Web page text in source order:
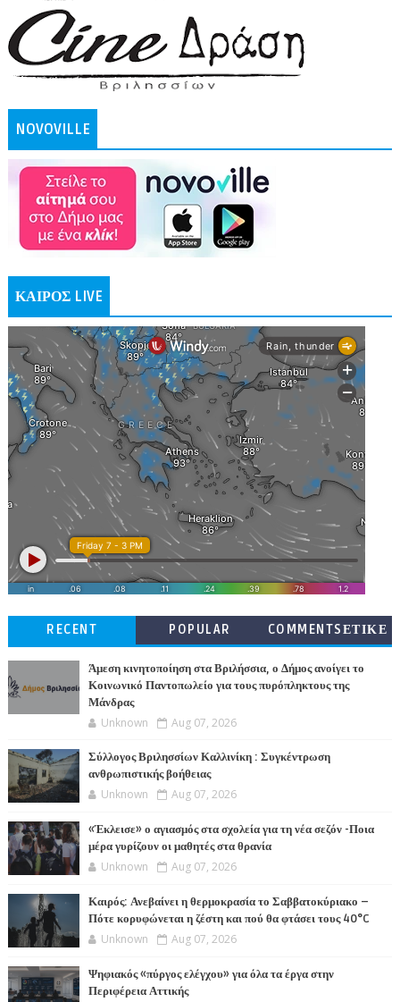
NOVOVILLE
ΚΑΙΡΟΣ LIVE
RECENT POPULAR
COMMENTSΕΤΙΚΕ
Άμεση κινητοποίηση στα Βριλήσσια, ο Δήμος ανοίγει το
Κοινωνικό Παντοπωλείο για τους πυρόπληκτους της
Μάνδρας
Unknown Aug 07, 2026
Σύλλογος Βριλησσίων Καλλινίκη : Συγκέντρωση
ανθρωπιστικής βοήθειας
Unknown Aug 07, 2026
«Έκλεισε» ο αγιασμός στα σχολεία για τη νέα σεζόν -Ποια
μέρα γυρίζουν οι μαθητές στα θρανία
Unknown Aug 07, 2026
Καιρός: Ανεβαίνει η θερμοκρασία το Σαββατοκύριακο –
Πότε κορυφώνεται η ζέστη και πού θα φτάσει τους 40°C
Unknown Aug 07, 2026
Ψηφιακός «πύργος ελέγχου» για όλα τα έργα στην
Περιφέρεια Αττικής